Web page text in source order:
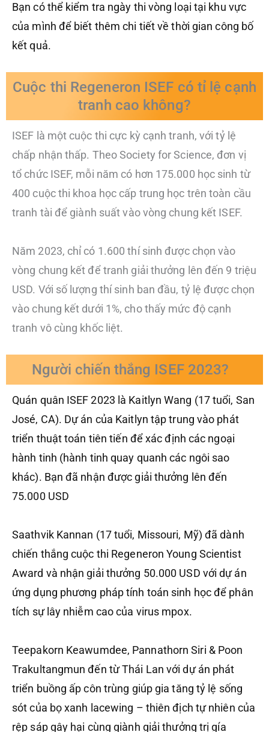
Bạn có thể kiểm tra ngày thi vòng loại tại khu vực
của mình để biết thêm chi tiết về thời gian công bố
kết quả.
Cuộc thi Regeneron ISEF có tỉ lệ cạnh
tranh cao không?
ISEF là một cuộc thi cực kỳ cạnh tranh, với tỷ lệ
chấp nhận thấp. Theo Society for Science, đơn vị
tổ chức ISEF, mỗi năm có hơn 175.000 học sinh từ
400 cuộc thi khoa học cấp trung học trên toàn cầu
tranh tài để giành suất vào vòng chung kết ISEF.
Năm 2023, chỉ có 1.600 thí sinh được chọn vào
vòng chung kết để tranh giải thưởng lên đến 9 triệu
USD. Với số lượng thí sinh ban đầu, tỷ lệ được chọn
vào chung kết dưới 1%, cho thấy mức độ cạnh
tranh vô cùng khốc liệt.
Người chiến thắng ISEF 2023?
Quán quân ISEF 2023 là Kaitlyn Wang (17 tuổi, San
José, CA). Dự án của Kaitlyn tập trung vào phát
triển thuật toán tiên tiến để xác định các ngoại
hành tinh (hành tinh quay quanh các ngôi sao
khác). Bạn đã nhận được giải thưởng lên đến
75.000 USD
Saathvik Kannan (17 tuổi, Missouri, Mỹ) đã dành
chiến thắng cuộc thi Regeneron Young Scientist
Award và nhận giải thưởng 50.000 USD với dự án
ứng dụng phương pháp tính toán sinh học để phân
tích sự lây nhiễm cao của virus mpox.
Teepakorn Keawumdee, Pannathorn Siri & Poon
Trakultangmun đến từ Thái Lan với dự án phát
triển buồng ấp côn trùng giúp gia tăng tỷ lệ sống
sót của bọ xanh lacewing – thiên địch tự nhiên của
rệp sáp gây hại cùng giành giải thưởng trị gía